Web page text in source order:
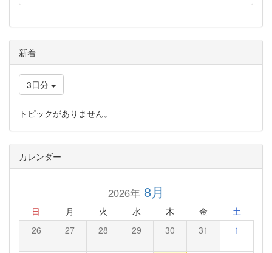
新着
3日分
トピックがありません。
カレンダー
2026年8月
日 月 火 水 木 金 土
26 27 28 29 30 31 1